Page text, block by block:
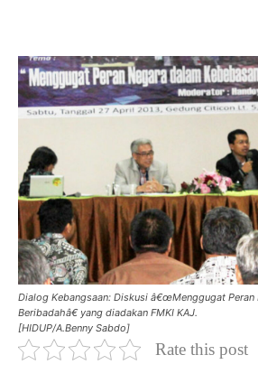
Dialog Kebangsaan: Diskusi â€œMenggugat Peran
Beribadahâ€ yang diadakan FMKI KAJ.
[HIDUP/A.Benny Sabdo]
Rate this post